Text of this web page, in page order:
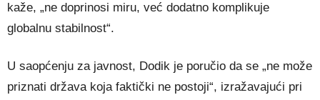
kaže, „ne doprinosi miru, već dodatno komplikuje
globalnu stabilnost“.
U saopćenju za javnost, Dodik je poručio da se „ne može
priznati država koja faktički ne postoji“, izražavajući pri